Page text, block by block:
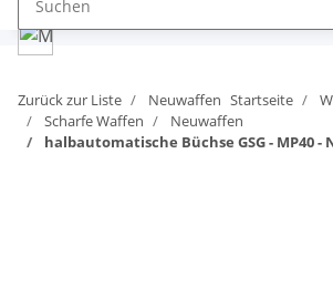
Zurück zur Liste Neuwaffen Startseite
Scharfe Waffen
Neuwaffen
halbautomatische Büchse GSG - MP40 -